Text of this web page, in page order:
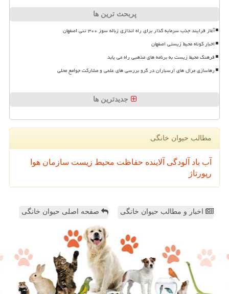
پربحث ترین ها
آغاز فرایند جذب سرمایه گذار برای راه اندازی زباله سوز ۳۰۰ تنی اصفهان
اخبار کوتاه محیط زیستی اصفهان
فرهنگ محیط زیست به برنامه های مذهبی راه می یابد
رهاسازی مرال های ارسباران در گرو بررسی های علمی و مشارکت جوامع محلی
جدیدترین ها
مطالب حیوان خانگی
آب باد آلودگی آلاینده حفاظت محیط زیست سازمان هوا
رپورتاژ
اخبار و مطالب حیوان خانگی صفحه اصلی حیوان خانگی